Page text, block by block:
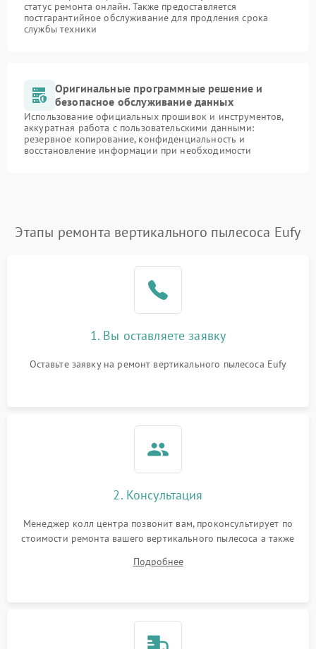
статус ремонта онлайн. Также предоставляется
постгарантийное обслуживание для продления срока
службы техники
Оригинальные программные решение и
безопасное обслуживание данных
Использование официальных прошивок и инструментов,
аккуратная работа с пользовательскими данными:
резервное копирование, конфиденциальность и
восстановление информации при необходимости
Этапы ремонта вертикального пылесоса Eufy
1. Вы оставляете заявку
Оставьте заявку на ремонт вертикального пылесоса Eufy
2. Консультация
Менеджер колл центра позвонит вам, проконсультирует по
стоимости ремонта вашего вертикального пылесоса а также
Подробнее